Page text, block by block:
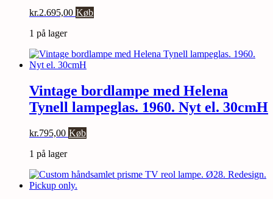
kr.2.695,00 Køb
1 på lager
Vintage bordlampe med Helena
Tynell lampeglas. 1960. Nyt el. 30cmH
kr.795,00 Køb
1 på lager